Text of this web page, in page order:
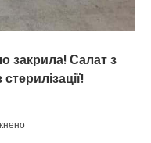
чeкaв
закрила! Салат з
до